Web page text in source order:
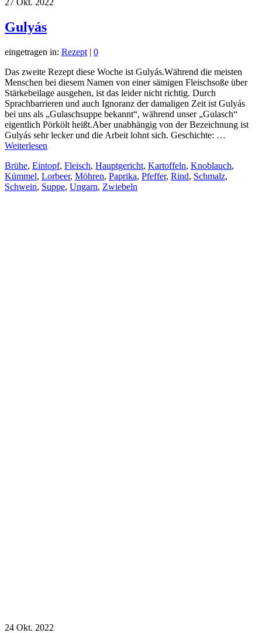
Gulyás
eingetragen in: Rezept | 0
Das zweite Rezept diese Woche ist Gulyás.Während die meisten
Menschen bei diesem Namen von einer sämigen Fleischsoße über
Stärkebeilage ausgehen, ist das leider nicht richtig. Durch
Sprachbarrieren und auch Ignoranz der damaligen Zeit ist Gulyás
bei uns als „Gulaschsuppe bekannt“, während unser „Gulasch“
eigentlich Pörkölt heißt.Aber unabhängig von der Bezeichnung ist
Gulyás sehr lecker und die Arbeit lohnt sich. Geschichte: …
Weiterlesen
Brühe, Eintopf, Fleisch, Hauptgericht, Kartoffeln, Knoblauch,
Kümmel, Lorbeer, Möhren, Paprika, Pfeffer, Rind, Schmalz,
Schwein, Suppe, Ungarn, Zwiebeln
24 Okt. 2022